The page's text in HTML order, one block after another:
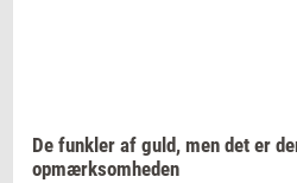
De funk­ler af guld, men det er
op­mærk­som­he­den